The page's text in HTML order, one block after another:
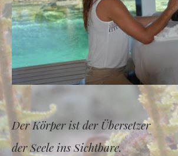
Der Körper ist der Übersetzer
der Seele ins Sichtbare.